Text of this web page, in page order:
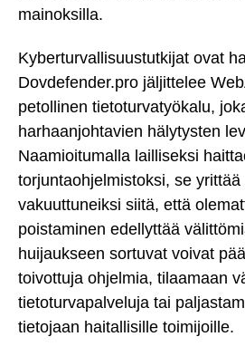
mainoksilla.
Kyberturvallisuustutkijat ovat
Dovdefender.pro jäljittelee
petollinen tietoturvatyökalu,
harhaanjohtavien hälytysten
Naamioitumalla lailliseksi
torjuntaohjelmistoksi, se
vakuuttuneiksi siitä, että
poistaminen edellyttää
huijaukseen sortuvat voivat
toivottuja ohjelmia, tilaamaan
tietoturvapalveluja tai
tietojaan haitallisille toimijoille.